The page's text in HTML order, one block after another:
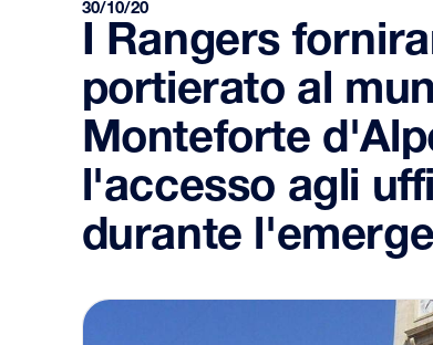
30/10/20
I Rangers
portierato al
Monteforte
l'accesso agli
durante